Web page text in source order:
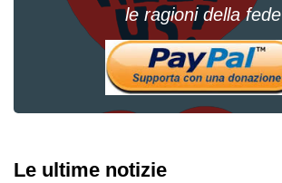
le ragioni della fede
Le ultime notizie